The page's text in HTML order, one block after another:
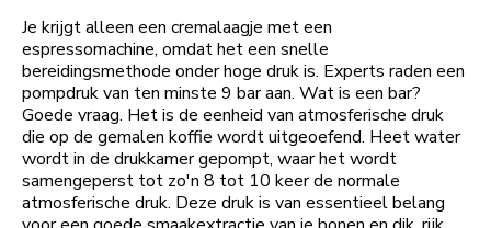
Je krijgt alleen een cremalaagje met een
espressomachine, omdat het een snelle
bereidingsmethode onder hoge druk is. Experts raden een
pompdruk van ten minste 9 bar aan. Wat is een bar?
Goede vraag. Het is de eenheid van atmosferische druk
die op de gemalen koffie wordt uitgeoefend. Heet water
wordt in de drukkamer gepompt, waar het wordt
samengeperst tot zo'n 8 tot 10 keer de normale
atmosferische druk. Deze druk is van essentieel belang